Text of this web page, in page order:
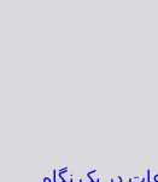
در یک نگاه